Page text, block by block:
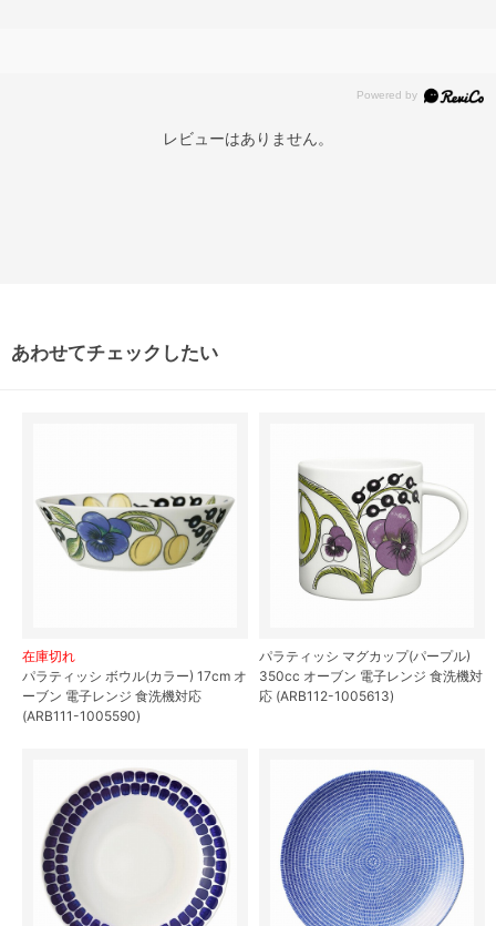
レビューはありません。
あわせてチェックしたい
在庫切れ
パラティッシ ボウル(カラー) 17cm オ
ーブン 電子レンジ 食洗機対応
(ARB111-1005590)
パラティッシ マグカップ(パープル)
350cc オーブン 電子レンジ 食洗機対
応 (ARB112-1005613)